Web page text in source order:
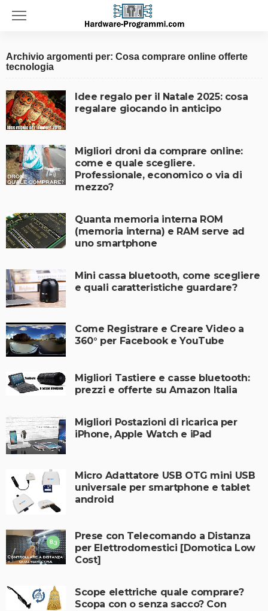
Archivio argomenti per: Cosa comprare online offerte
tecnologia
Idee regalo per il Natale 2025: cosa
regalare giocando in anticipo
Migliori droni da comprare online:
come e quale scegliere.
Professionale, economico o via di
mezzo?
Quanta memoria interna ROM
(memoria interna) e RAM serve ad
uno smartphone
Mini cassa bluetooth, come scegliere
e quali caratteristiche guardare?
Come Registrare e Creare Video a
360° per Facebook e YouTube
Migliori Tastiere e casse bluetooth:
prezzi e offerte su Amazon Italia
Migliori Postazioni di ricarica per
iPhone, Apple Watch e iPad
Micro Adattatore USB OTG mini USB
universale per smartphone e tablet
android
8.3
Prese con Telecomando a Distanza
per Elettrodomestici [Domotica Low
Cost]
Scope elettriche quale comprare?
Scopa con o senza sacco? Con